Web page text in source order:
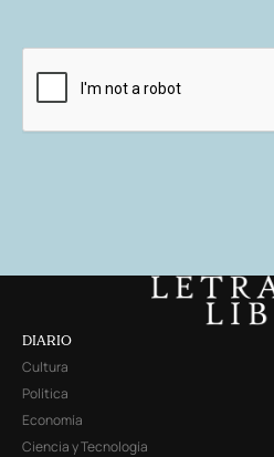
DIARIO
Cultura
Política
Economía
Ciencia y Tecnología